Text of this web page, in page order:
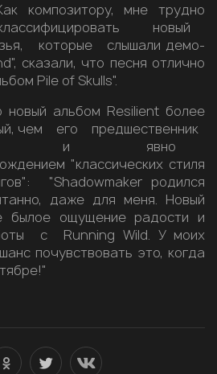
композитору, мне трудно
новый
которые слышали демо-
сказали, что песня отлично
Pile of Skulls".
новый альбом Resilient более
чем его предшественник
и явно
"классических стиля
"Shadowmaker родился
даже для меня. Новый
былое ощущение радости и
с Running Wild. У моих
почувствовать это, когда